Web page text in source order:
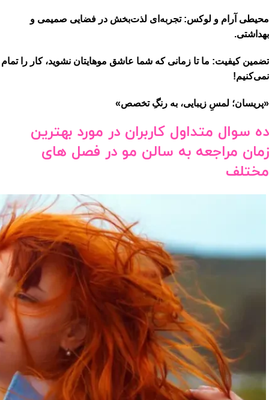
محیطی آرام و لوکس: تجربه‌ای لذت‌بخش در فضایی صمیمی و
بهداشتی.
تضمین کیفیت: ما تا زمانی که شما عاشق موهایتان نشوید، کار را تمام
نمی‌کنیم!
«پریسان؛ لمسِ زیبایی، به رنگِ تخصص»
ده سوال متداول کاربران در مورد بهترین
زمان مراجعه به سالن مو در فصل های
مختلف